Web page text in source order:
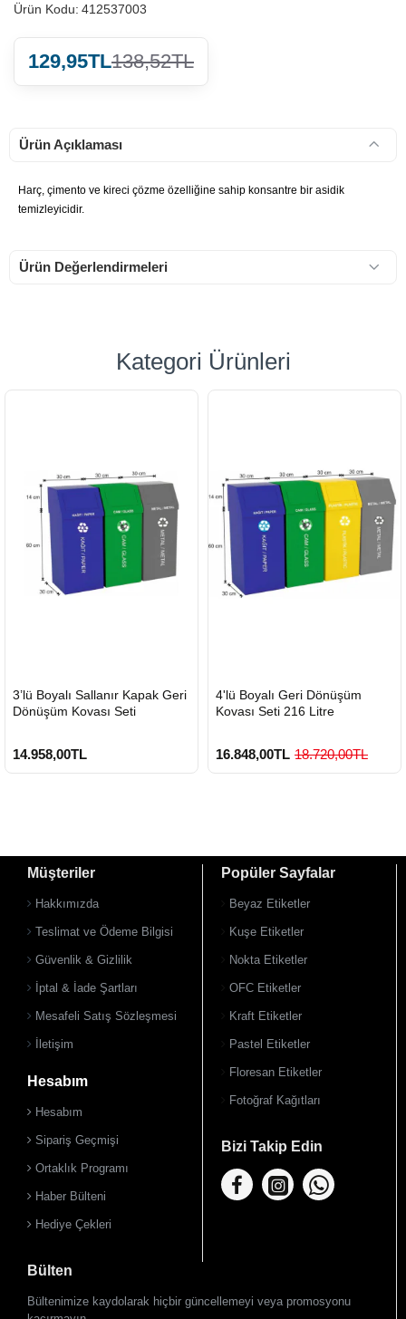
Ürün Kodu: 412537003
129,95TL138,52TL
Ürün Açıklaması
Harç, çimento ve kireci çözme özelliğine sahip konsantre bir asidik
temizleyicidir.
Ürün Değerlendirmeleri
Kategori Ürünleri
GÖNDERİ
3’lü Boyalı Sallanır Kapak Geri
Dönüşüm Kovası Seti
14.958,00TL
GÖNDERİ
4'lü Boyalı Geri Dönüşüm
Kovası Seti 216 Litre
16.848,00TL 18.720,00TL
Müşteriler
Hakkımızda
Teslimat ve Ödeme Bilgisi
Güvenlik & Gizlilik
İptal & İade Şartları
Mesafeli Satış Sözleşmesi
İletişim
Hesabım
Hesabım
Sipariş Geçmişi
Ortaklık Programı
Haber Bülteni
Hediye Çekleri
Popüler Sayfalar
Beyaz Etiketler
Kuşe Etiketler
Nokta Etiketler
OFC Etiketler
Kraft Etiketler
Pastel Etiketler
Floresan Etiketler
Fotoğraf Kağıtları
Bizi Takip Edin
Bülten
Bültenimize kaydolarak hiçbir güncellemeyi veya promosyonu